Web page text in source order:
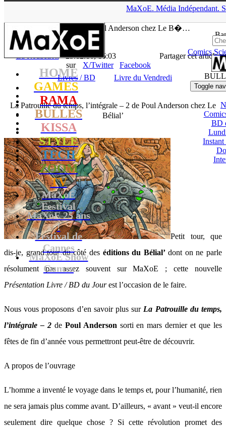
MaXoE. Média Indépendant.
HOME
GAMES
RAMA
BULLES
KISSA
STYLE
TECH
ZOOM
TV
MaXoE
Festival
MaXoE 25 ans
!
Festival de
Cannes
MaXoE Show
Games
Comics
Toggle
BD
Instant
l’intégrale – 2 de Poul Anderson chez Le B�…
La Rédaction- 23.12.16, 16:03
Partager cet article
sur
X/Twitter
Facebook
Livres / BD
Livre du Vendredi
La Patrouille du temps, l’intégrale – 2 de Poul Anderson chez Le
Bélial’
Petit tour, que
dis-je, grand tour du côté des éditions du Bélial’dont on ne parle
résolument pas assez souvent sur MaXoE ; cette nouvelle
Présentation Livre / BD du Jourest l’occasion de le faire.
Nous vous proposons d’en savoir plus sur La Patrouille du temps,
l’intégrale – 2de Poul Anderson sorti en mars dernier et que les
fêtes de fin d’année vous permettront peut-être de découvrir.
A propos de l’ouvrage
L’homme a inventé le voyage dans le temps et, pour l’humanité, rien
ne sera jamais plus comme avant. D’ailleurs, « avant » veut-il encore
seulement dire quelque chose ? Si cette révolution promet des